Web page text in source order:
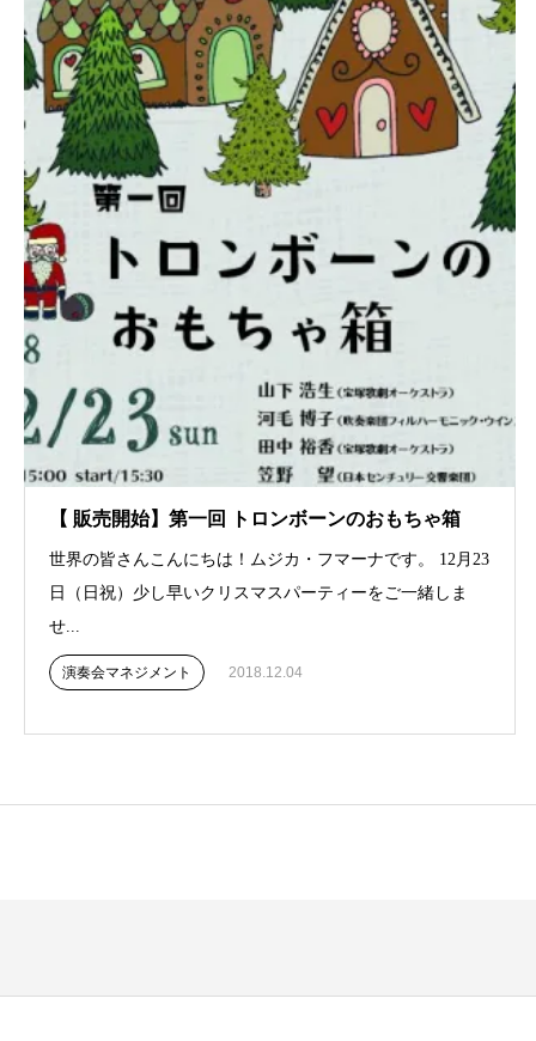
【 販売開始】第一回 トロンボーンのおもちゃ箱
世界の皆さんこんにちは！ムジカ・フマーナです。 12月23
日（日祝）少し早いクリスマスパーティーをご一緒しま
せ...
演奏会マネジメント 2018.12.04